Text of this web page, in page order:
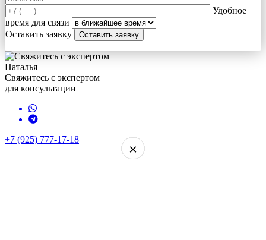
×
×
×
×
×
×
×
×
×
Удобное
время для связи
Оставить заявку
×
Наталья
Свяжитесь с экспертом
для консультации
+7 (925) 777-17-18